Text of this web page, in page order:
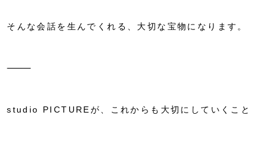
そんな会話を生んでくれる、大切な宝物になります。
⸻
studio PICTUREが、これからも大切にしていくこと